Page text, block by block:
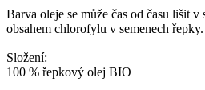
Barva oleje se může čas od času lišit
obsahem chlorofylu v semenech řepky.
Složení:
100 % řepkový olej BIO